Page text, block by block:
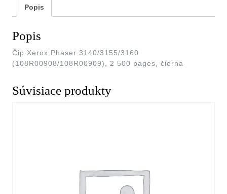
Popis
Popis
Čip Xerox Phaser 3140/3155/3160
(108R00908/108R00909), 2 500 pages, čierna
Súvisiace produkty